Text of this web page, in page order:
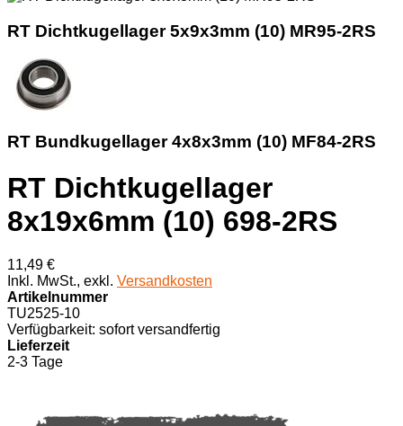
RT Dichtkugellager 5x9x3mm (10) MR95-2RS
RT Bundkugellager 4x8x3mm (10) MF84-2RS
RT Dichtkugellager
8x19x6mm (10) 698-2RS
11,49 €
Inkl. MwSt., exkl. Versandkosten
Artikelnummer
TU2525-10
Verfügbarkeit: sofort versandfertig
Lieferzeit
2-3 Tage